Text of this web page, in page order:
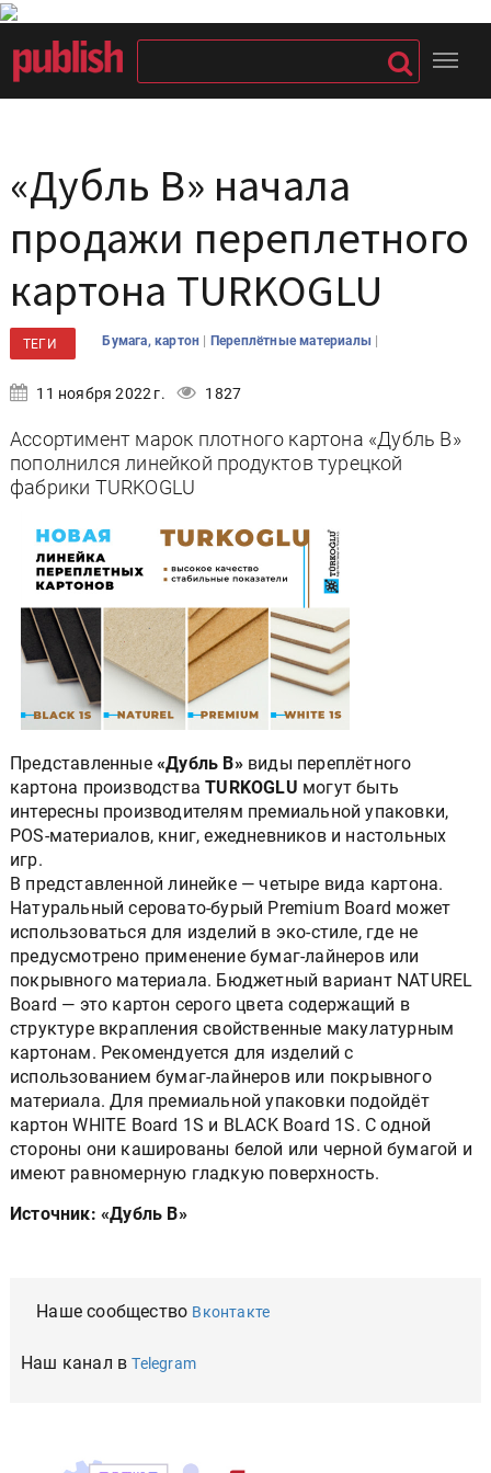
«Дубль В» начала
продажи переплетного
картона TURKOGLU
ТЕГИ Бумага, картон | Переплётные материалы |
11 ноября 2022 г. 1827
Ассортимент марок плотного картона «Дубль В»
пополнился линейкой продуктов турецкой
фабрики TURKOGLU
Представленные «Дубль В»виды переплётного
картона производстваTURKOGLU могут быть
интересны производителям премиальной упаковки,
POS-материалов, книг, ежедневников и настольных
игр.
В представленной линейке — четыре вида картона.
Натуральный серовато-бурый Premium Board может
использоваться для изделий в эко-стиле, где не
предусмотрено применение бумаг-лайнеров или
покрывного материала. Бюджетный вариант NATUREL
Board — это картон серого цвета содержащий в
структуре вкрапления свойственные макулатурным
картонам. Рекомендуется для изделий с
использованием бумаг-лайнеров или покрывного
материала. Для премиальной упаковки подойдёт
картон WHITE Board 1S и BLACK Board 1S. С одной
стороны они кашированы белой или черной бумагой и
имеют равномерную гладкую поверхность.
Источник: «Дубль В»
Наше сообщество Вконтакте
Наш канал вTelegram